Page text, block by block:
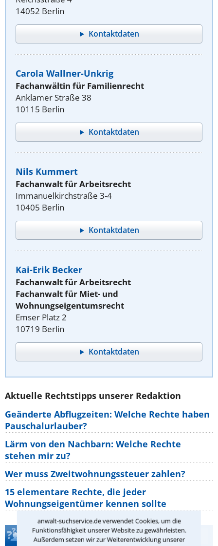
anwalt-suchservice.de verwendet Cookies, um die
Funktionsfähigkeit unserer Website zu gewährleisten.
Außerdem setzen wir zur Weiterentwicklung unserer
14052 Berlin
Kontaktdaten
Carola Wallner-Unkrig
Fachanwältin für Familienrecht
Anklamer Straße 38
10115 Berlin
Kontaktdaten
Nils Kummert
Fachanwalt für Arbeitsrecht
Immanuelkirchstraße 3-4
10405 Berlin
Kontaktdaten
Kai-Erik Becker
Fachanwalt für Arbeitsrecht
Fachanwalt für Miet- und
Wohnungseigentumsrecht
Emser Platz 2
10719 Berlin
Kontaktdaten
Aktuelle Rechtstipps unserer Redaktion
Geänderte Abflugzeiten: Welche Rechte haben
Pauschalurlauber?
Lärm von den Nachbarn: Welche Rechte
stehen mir zu?
Wer muss Zweitwohnungssteuer zahlen?
15 elementare Rechte, die jeder
Wohnungseigentümer kennen sollte
Teste Dein Rechtswissen